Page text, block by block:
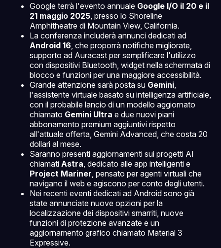
Google terrà l'evento annuale Google I/O il 20 e il
21 maggio 2025 , presso lo Shoreline
Amphitheatre di Mountain View, California.
La conferenza includerà annunci dedicati ad
Android 16 , che proporrà notifiche migliorate,
supporto ad Auracast per semplificare l'utilizzo
con dispositivi Bluetooth, widget nella schermata di
blocco e funzioni per una maggiore accessibilità.
Grande attenzione sarà posta su Gemini
l'assistente virtuale basato su intelligenza artificiale,
con il probabile lancio di un modello aggiornato
chiamato Gemini Ultra e due nuovi piani
abbonamento premium aggiuntivi rispetto
all'attuale offerta, Gemini Advanced, che costa 20
dollari al mese.
Saranno presenti aggiornamenti sui progetti AI
chiamati Astra , dedicato alle app intelligenti e
Project Mariner , pensato per agenti virtuali che
navigano il web e agiscono per conto degli utenti.
Nei recenti eventi dedicati ad Android sono già
state annunciate nuove opzioni per la
localizzazione dei dispositivi smarriti, nuove
funzioni di protezione avanzate e un
aggiornamento grafico chiamato Material 3
Expressive.